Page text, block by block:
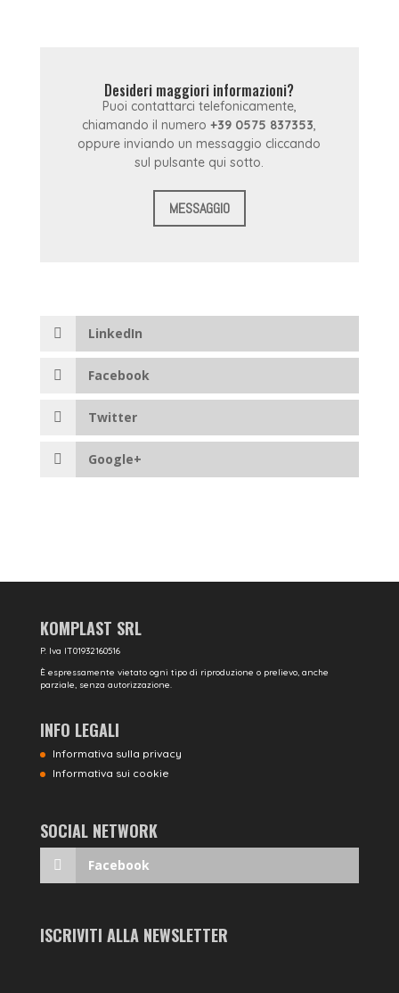
Desideri maggiori informazioni?
Puoi contattarci telefonicamente,
chiamando il numero+39 0575 837353,
oppure inviando un messaggio cliccando
sul pulsante qui sotto.
MESSAGGIO
LinkedIn
Facebook
Twitter
Google+
KOMPLAST SRL
P. Iva IT01932160516
È espressamente vietato ogni tipo di riproduzione o prelievo, anche
parziale, senza autorizzazione.
INFO LEGALI
Informativa sulla privacy
Informativa sui cookie
SOCIAL NETWORK
Facebook
ISCRIVITI ALLA NEWSLETTER